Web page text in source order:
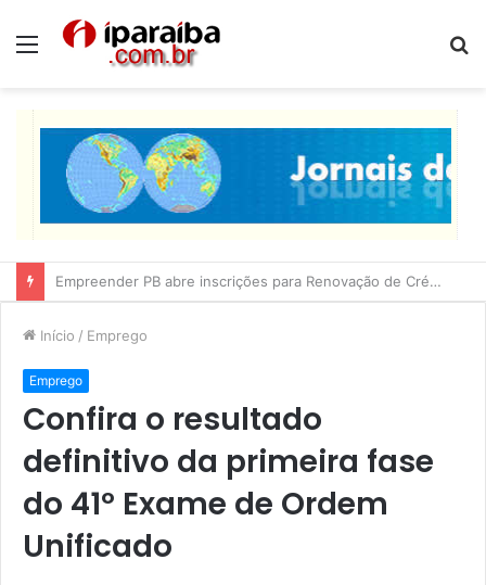
Menu
Lucas Ribeiro inspeciona obras da última etapa do Centro de Convenções
Início / Emprego
Emprego
Confira o resultado
definitivo da primeira fase
do 41º Exame de Ordem
Unificado